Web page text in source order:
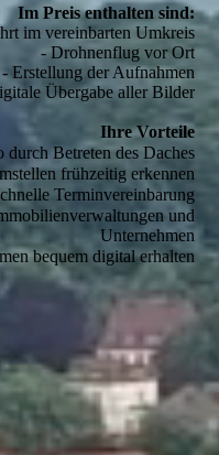
Im Preis enthalten sind:
im vereinbarten Umkreis
- Drohnenflug vor Ort
- Erstellung der Aufnahmen
Übergabe aller Bilder
Ihre Vorteile
Betreten des Daches
frühzeitig erkennen
Terminvereinbarung
und
Unternehmen
bequem digital erhalten